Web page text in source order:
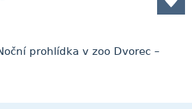
prohlídka v zoo Dvorec –